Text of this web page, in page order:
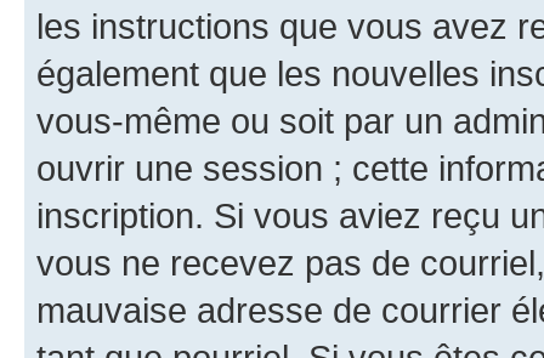
les instructions que vous avez
également que les nouvelles
vous-même ou soit par un
ouvrir une session ; cette
inscription. Si vous aviez reçu
vous ne recevez pas de
mauvaise adresse de courrier